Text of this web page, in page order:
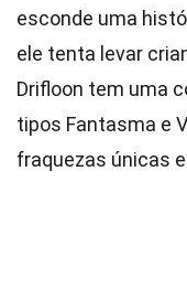
esconde uma
ele tenta levar
Drifloon tem uma
tipos Fantasma e
fraquezas únicas